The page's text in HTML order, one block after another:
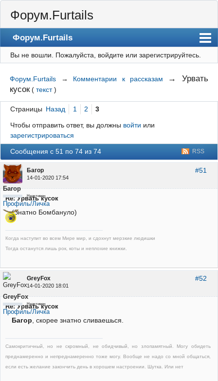
Форум.Furtails
Форум.Furtails
На сайт
Форум
Регистрация
Вход
Вы не вошли. Пожалуйста, войдите или зарегистрируйтесь.
Форум.Furtails → Комментарии к рассказам → Урвать
кусок (текст)
Страницы Назад 1 2 3
Чтобы отправить ответ, вы должны войти или
зарегистрироваться
RSS
Сообщения с 51 по 74 из 74
#51
Багор
14-01-2020 17:54
Багор
Неактивен
Профиль/Личка
Re: Урвать кусок
(Знатно Бомбануло)
Когда наступит во всем Мире мир, и сдохнут мерзкие людишки
Тогда останутся лишь рок, коты и неплохие книжки.
#52
GreyFox
14-01-2020 18:01
GreyFox
Неактивен
Профиль/Личка
Re: Урвать кусок
Багор , скорее знатно сливаешься.
Самокритичный, но не скромный, не обидчивый, но злопамятный. Могу обидеть
преднамеренно и непреднамеренно тоже могу. Вообще не надо со мной общаться,
если есть желание закончить день в хорошем настроении. Шутка. Или нет